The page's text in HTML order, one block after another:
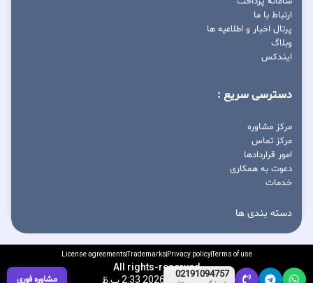
ارتباط با ما
پرتال اخبار و اطلاعیه ها
وبلاگ
ایندکس
دسترسی سریع :
مرکز مشاوره
مرکز تماس
امور قراردادها
دعوت به همکاری
خدمات
دسته بندی ها
Terms of use
Privacy policy
Trademarks
License agreements
All rights-reserved
آگوست 10, 2026 2:33 ب.ظ
02191094757 مشاوره فوری